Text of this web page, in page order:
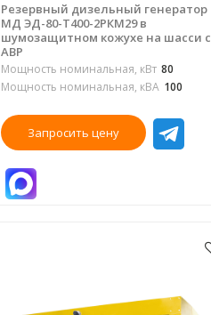
Резервный дизельный генератор
МД ЭД-80-Т400-2РКМ29 в
шумозащитном кожухе на шасси с
АВР
Мощность номинальная, кВт 80
Мощность номинальная, кВА 100
Запросить цену